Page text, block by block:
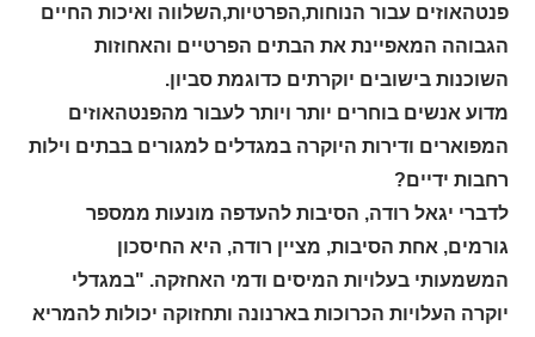
פנטהאוזים עבור הנוחות,הפרטיות,השלווה ואיכות החיים
הגבוהה המאפיינת את הבתים הפרטיים והאחוזות
השוכנות בישובים יוקרתים כדוגמת סביון.
מדוע אנשים בוחרים יותר ויותר לעבור מהפנטהאוזים
המפוארים ודירות היוקרה במגדלים למגורים בבתים וילות
רחבות ידיים?
לדברי יגאל רודה, הסיבות להעדפה מונעות ממספר
גורמים, אחת הסיבות, מציין רודה, היא החיסכון
המשמעותי בעלויות המיסים ודמי האחזקה. "במגדלי
יוקרה העלויות הכרוכות בארנונה ותחזוקה יכולות להמריא